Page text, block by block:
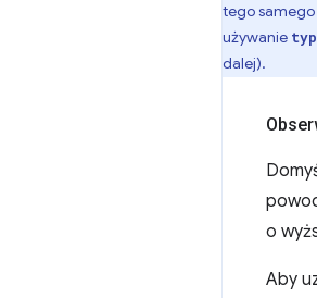
tego
używanie
dalej).
o
Aby